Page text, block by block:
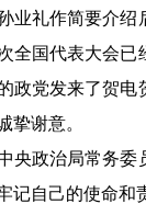
礼作简要介绍
全国代表大会
政党发来了贺
挚谢意。
政治局常务委
记自己的使命和